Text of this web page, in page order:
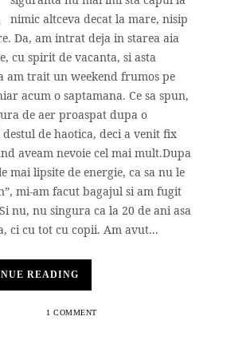
nimic altceva decat la mare, nisip
Da, am intrat deja in starea aia
cu spirit de vacanta, si asta
am trait un weekend frumos pe
acum o saptamana. Ce sa spun,
de aer proaspat dupa o
de haotica, deci a venit fix
aveam nevoie cel mai mult.Dupa
mai lipsite de energie, ca sa nu le
mi-am facut bagajul si am fugit
nu, nu singura ca la 20 de ani asa
ci cu tot cu copii. Am avut...
READING
1 COMMENT